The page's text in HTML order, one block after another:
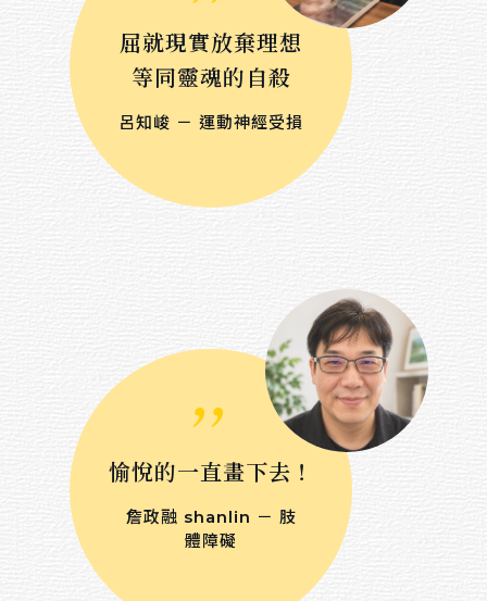
屈就現實放棄理想
等同靈魂的自殺
呂知峻 － 運動神經受損
,,
愉悅的一直畫下去！
詹政融 shanlin － 肢
體障礙